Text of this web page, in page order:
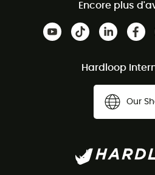
Encore plus
Hardloop
Our